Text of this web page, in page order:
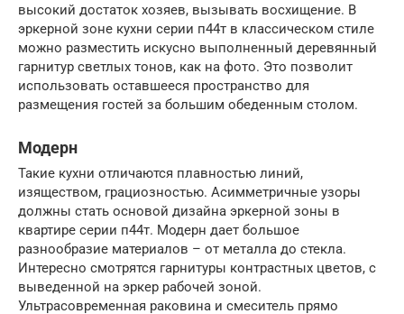
высокий достаток хозяев, вызывать восхищение. В
эркерной зоне кухни серии п44т в классическом стиле
можно разместить искусно выполненный деревянный
гарнитур светлых тонов, как на фото. Это позволит
использовать оставшееся пространство для
размещения гостей за большим обеденным столом.
Модерн
Такие кухни отличаются плавностью линий,
изяществом, грациозностью. Асимметричные узоры
должны стать основой дизайна эркерной зоны в
квартире серии п44т. Модерн дает большое
разнообразие материалов – от металла до стекла.
Интересно смотрятся гарнитуры контрастных цветов, с
выведенной на эркер рабочей зоной.
Ультрасовременная раковина и смеситель прямо